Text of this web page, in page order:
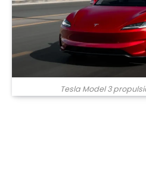
Tesla Model 3